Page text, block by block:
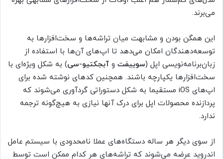
می‌برند.
این همگن بودن و مشابهت میان تراشه‌ها و سخت‌افزارها به
توسعه‌دهندگان امکان می‌دهد تا اپ‌های آن‌ها با استفاده از
زبان‌برنامه‌نویسی اپل (سوییفت و آبجکتیو-سی) به شکل ویژه‌ای با
سخت‌افزار‌ها یکپارچه باشند. همچنین کدهای نوشته‌ شده برای
اپ‌های iOS مستقیما به شکل دستوراتی گردآوری می‌شوند که
پردازنده محصولات اپل برای درک آنها نیازی به هیچ‌گونه ترجمه
ندارد.
از سوی دیگر هر ساله دستگاه‌های عملا نامحدودی با سیستم عامل
اندروید عرضه می‌شوند که تراشه‌های هر کدام ممکن است توسط